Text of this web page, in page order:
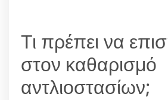
Τι πρέπει να
στον καθαρισμό
αντλιοστασίων;